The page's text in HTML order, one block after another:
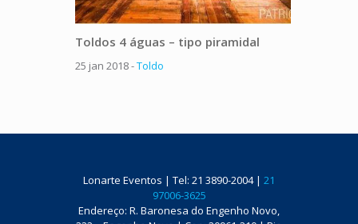
Toldos 4 águas – tipo piramidal
25 jan 2018 -Toldo
Lonarte Eventos | Tel: 21 3890-2004 | 21
97006-3625
Endereço: R. Baronesa do Engenho Novo,